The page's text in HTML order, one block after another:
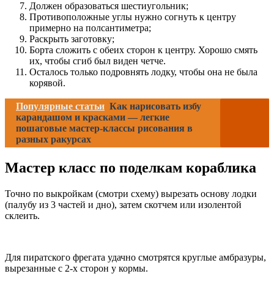
Должен образоваться шестиугольник;
Противоположные углы нужно согнуть к центру
примерно на полсантиметра;
Раскрыть заготовку;
Борта сложить с обеих сторон к центру. Хорошо смять
их, чтобы сгиб был виден четче.
Осталось только подровнять лодку, чтобы она не была
корявой.
Популярные статьи Как нарисовать избу
карандашом и красками — легкие
пошаговые мастер-классы рисования в
разных ракурсах
Мастер класс по поделкам кораблика
Точно по выкройкам (смотри схему) вырезать основу лодки
(палубу из 3 частей и дно), затем скотчем или изолентой
склеить.
Для пиратского фрегата удачно смотрятся круглые амбразуры,
вырезанные с 2-х сторон у кормы.